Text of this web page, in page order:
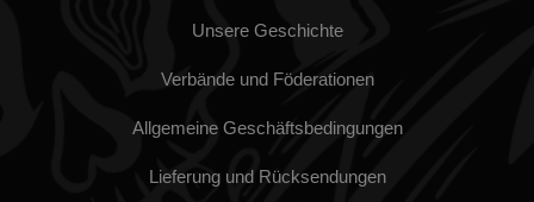
Unsere Geschichte
Verbände und Föderationen
Allgemeine Geschäftsbedingungen
Lieferung und Rücksendungen